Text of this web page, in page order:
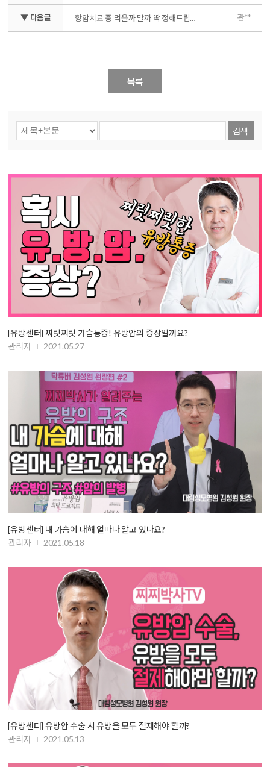
▼ 다음글 항암치료 중 먹을까 말까 딱 정해드립니다 관**
목록
검색
[유방센터] 찌릿찌릿 가슴통증! 유방암의 증상일까요?
관리자
2021.05.27
[유방센터] 내 가슴에 대해 얼마나 알고 있나요?
관리자
2021.05.18
[유방센터] 유방암 수술 시 유방을 모두 절제해야 할까?
관리자
2021.05.13